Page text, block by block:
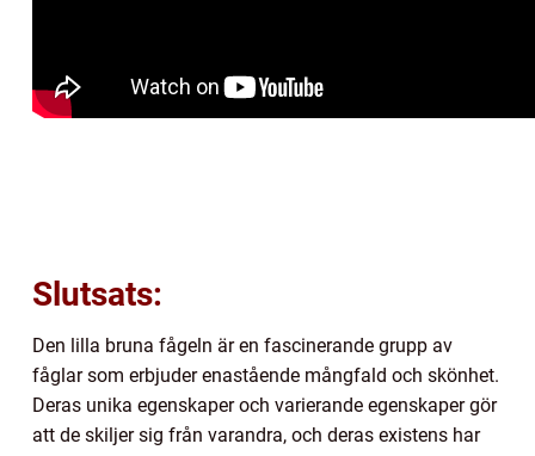
Slutsats:
Den lilla bruna fågeln är en fascinerande grupp av
fåglar som erbjuder enastående mångfald och skönhet.
Deras unika egenskaper och varierande egenskaper gör
att de skiljer sig från varandra, och deras existens har